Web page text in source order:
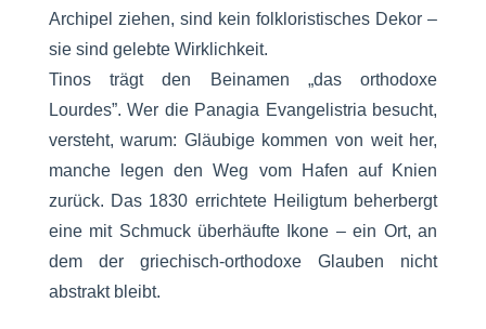
Archipel ziehen, sind kein folkloristisches Dekor –
sie sind gelebte Wirklichkeit.
Tinos trägt den Beinamen „das orthodoxe
Lourdes”. Wer die Panagia Evangelistria besucht,
versteht, warum: Gläubige kommen von weit her,
manche legen den Weg vom Hafen auf Knien
zurück. Das 1830 errichtete Heiligtum beherbergt
eine mit Schmuck überhäufte Ikone – ein Ort, an
dem der griechisch-orthodoxe Glauben nicht
abstrakt bleibt.